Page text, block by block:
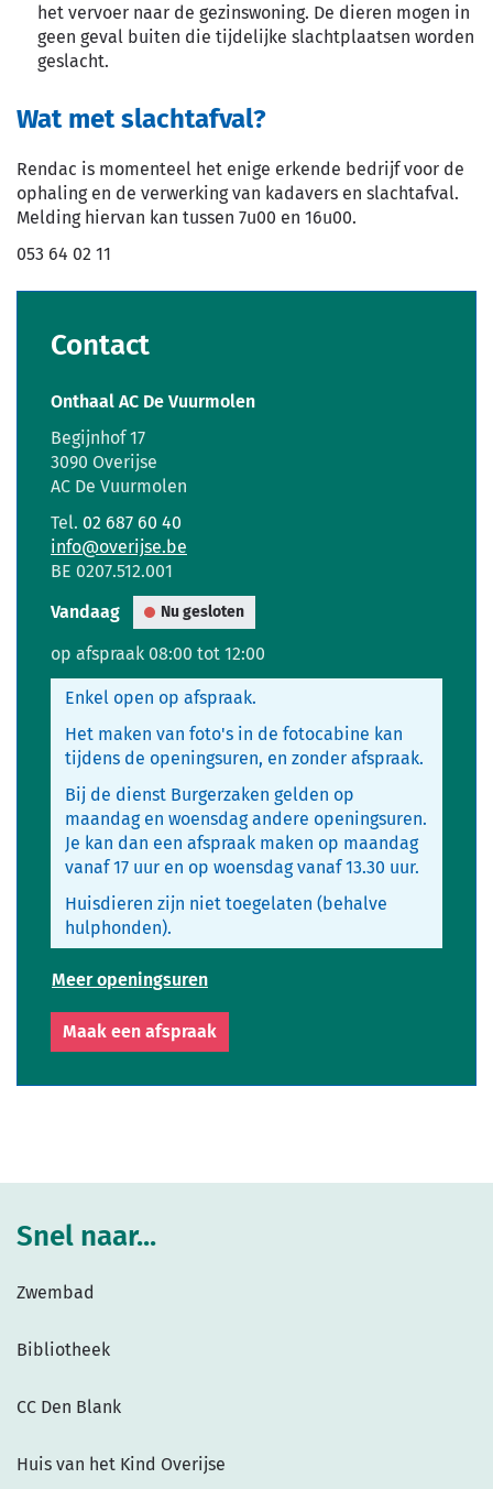
het vervoer naar de gezinswoning. De dieren mogen in
geen geval buiten die tijdelijke slachtplaatsen worden
geslacht.
Wat met slachtafval?
Rendac is momenteel het enige erkende bedrijf voor de
ophaling en de verwerking van kadavers en slachtafval.
Melding hiervan kan tussen 7u00 en 16u00.
053 64 02 11
Contact
Onthaal AC De Vuurmolen
Adres
Begijnhof 17
,3090 Overijse
AC De Vuurmolen
Tel. 02 687 60 40
E-
mail
info@overijse.be
BTW
BE 0207.512.001
Vandaag
Nu gesloten
op afspraak 08:00 tot 12:00
Enkel open op afspraak.
Het maken van foto's in de fotocabine kan
tijdens de openingsuren, en zonder afspraak.
Bij de dienst Burgerzaken gelden op
maandag en woensdag andere openingsuren.
Je kan dan een afspraak maken op maandag
vanaf 17 uur en op woensdag vanaf 13.30 uur.
Huisdieren zijn niet toegelaten (behalve
hulphonden).
Meer openingsurenOnthaal
De
Vuurmolen
Maak een afspraak
Snel naar...
Zwembad
Bibliotheek
CC Den Blank
Huis van het Kind Overijse